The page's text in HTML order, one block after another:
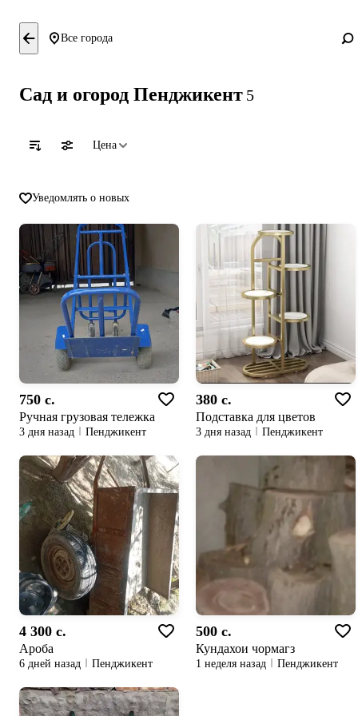
Все города
Сад и огород Пенджикент 5
Цена
Уведомлять о новых
750 c.
Ручная грузовая тележка
3 дня назад Пенджикент
380 c.
Подставка для цветов
3 дня назад Пенджикент
4 300 c.
Ароба
6 дней назад Пенджикент
500 c.
Кундахои чормагз
1 неделя назад Пенджикент